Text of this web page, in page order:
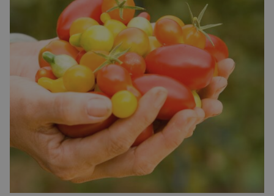
mysleli. Vědci z Biologického centra Akademie
věd ČR sledovali pohyb candátů v jihočeské
nádrži Římov […]